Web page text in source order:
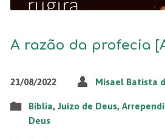
A razão da profecia
21/08/2022 Misael Batista
Bíblia, Juízo de Deus,
Deus